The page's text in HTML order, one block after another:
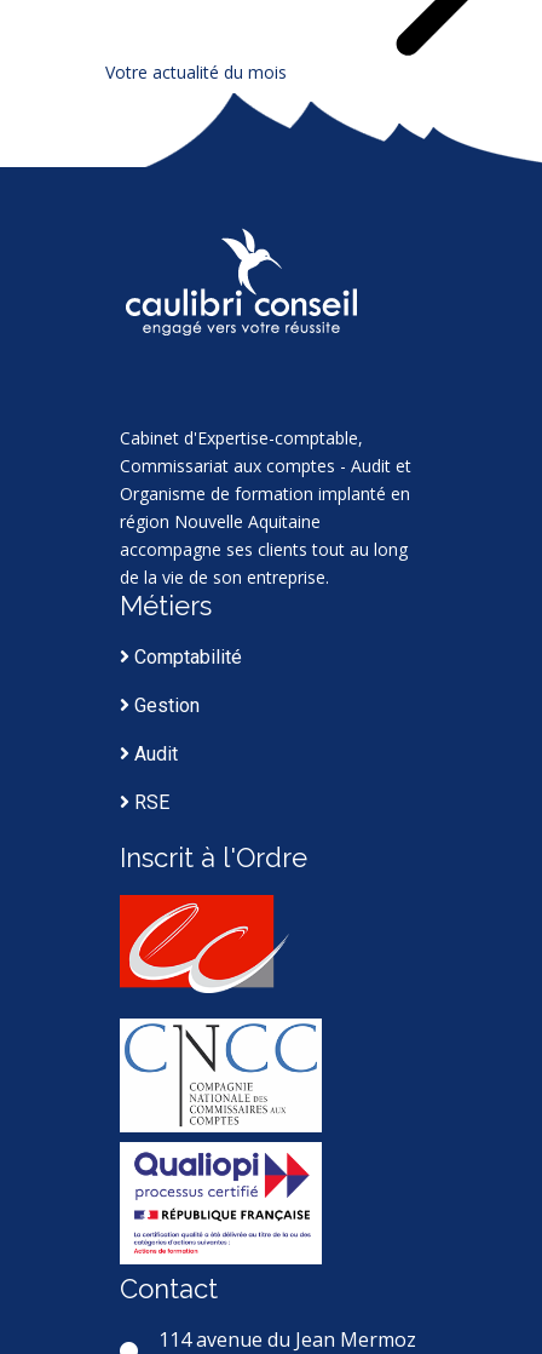
Votre actualité du mois
Cabinet d'Expertise-comptable,
Commissariat aux comptes - Audit et
Organisme de formation implanté en
région Nouvelle Aquitaine
accompagne ses clients tout au long
de la vie de son entreprise.
Métiers
Comptabilité
Gestion
Audit
RSE
Inscrit à l'Ordre
Contact
114 avenue du Jean Mermoz